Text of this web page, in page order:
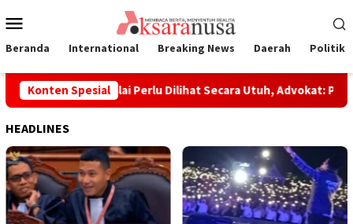
ke
Mobile
Beranda International Breaking News Daerah Politik
Konten Spesial
di Dusun Laoli Dinilai Perlu Dilihat Secara Utuh, Advokat:
HEADLINES